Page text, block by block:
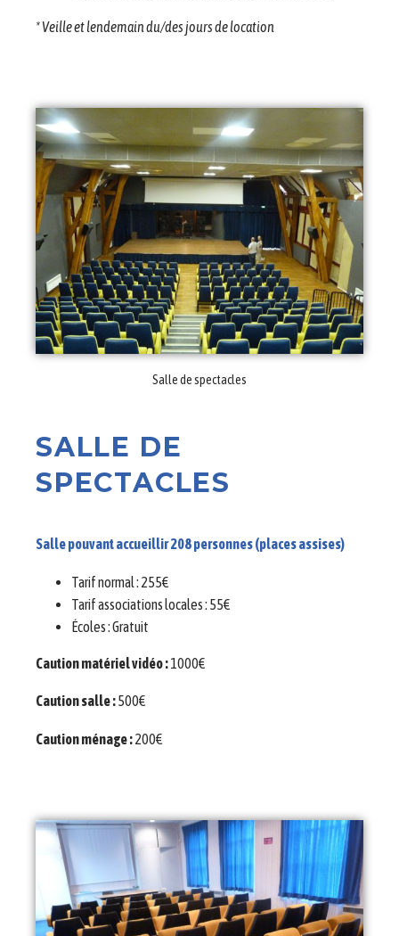
* Veille et lendemain du/des jours de location
Salle de spectacles
SALLE DE
SPECTACLES
Salle pouvant accueillir 208 personnes (places assises)
Tarif normal : 255€
Tarif associations locales : 55€
Écoles : Gratuit
Caution matériel vidéo :1000€
Caution salle :500€
Caution ménage :200€